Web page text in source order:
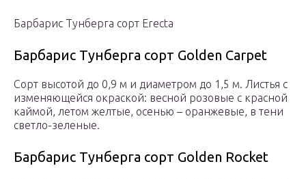
Барбарис Тунберга сорт Erecta
Барбарис Тунберга сорт Golden Carpet
Сорт высотой до 0,9 м и диаметром до 1,5 м. Листья с
изменяющейся окраской: весной розовые с красной
каймой, летом желтые, осенью – оранжевые, в тени
светло-зеленые.
Барбарис Тунберга сорт Golden Rocket